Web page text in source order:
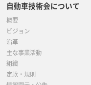
自動車技術会について
概要
ビジョン
沿革
主な事業活動
組織
定款・規則